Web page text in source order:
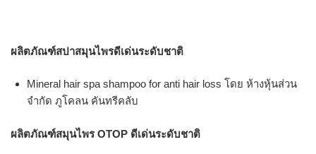
ผลิตภัณฑ์สปาสมุนไพรดีเด่นระดับชาติ
Mineral hair spa shampoo for anti hair loss โดย ห้างหุ้นส่วน
จํากัด ภูโคลน คันทรีคลับ
ผลิตภัณฑ์สมุนไพร OTOP ดีเด่นระดับชาติ